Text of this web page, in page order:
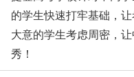
的学生快速打牢基础，
大意的学生考虑周密，
秀！